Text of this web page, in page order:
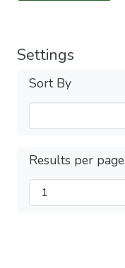
Settings
Sort By
Results per page